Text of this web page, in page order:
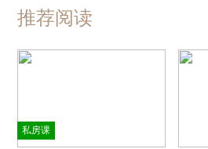
推荐阅读
私房课